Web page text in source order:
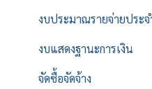
งบประมาณรายจ่ายประ
งบแสดงฐานะการเงิน
จัดซื้อจัดจ้าง